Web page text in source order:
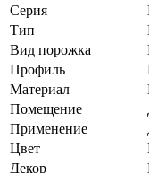
Серия
Тип
Вид порожка
Профиль
Материал
Помещение
Применение
Цвет
Декор